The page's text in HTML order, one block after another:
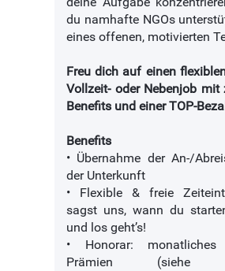
du namhafte NGOs
eines offenen, motivierten
Freu dich auf einen
Vollzeit- oder Nebenjob mit
Benefits und einer TOP-
Benefits
• Übernahme der An-/
der Unterkunft
• Flexible & freie
sagst uns, wann du
und los geht’s!
• Honorar:
Prämien (siehe